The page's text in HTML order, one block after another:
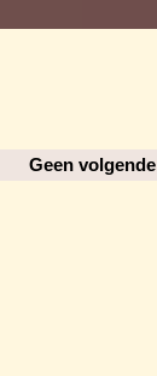
Geen volgende